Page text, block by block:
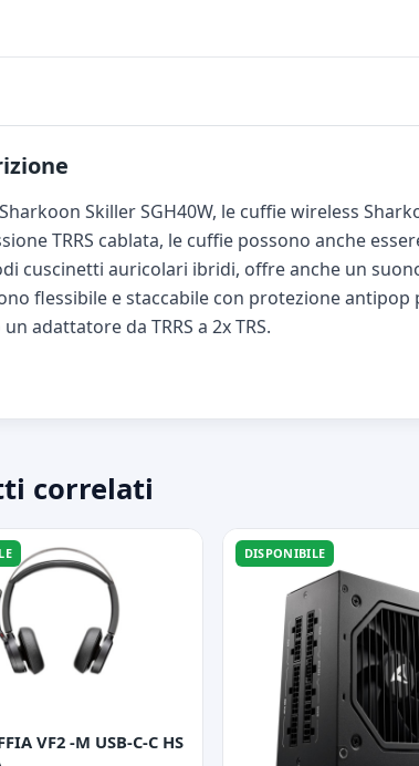
Skiller SGH40W, le cuffie wireless
TRRS cablata, le cuffie possono anche
cuscinetti auricolari ibridi, offre anche un
flessibile e staccabile con protezione
adattatore da TRRS a 2x TRS.
correlati
VF2 -M USB-C-C HS
DISPONIBILE